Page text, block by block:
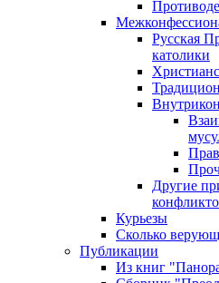
Русская
католики
Другие
Курьезы
Сколько
Публикации
Из книг